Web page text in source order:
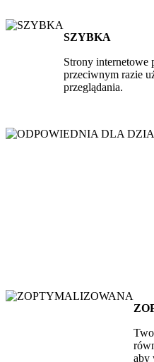
SZYBKA
Strony internetowe
przeciwnym razie
przeglądania.
aby